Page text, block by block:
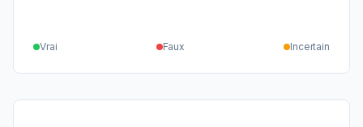
Vrai Faux Incertain